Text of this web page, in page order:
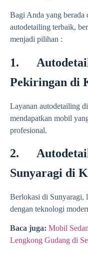
Bagi Anda yang berada
autodetailing terbaik,
menjadi pilihan :
1.
Pekiringan di
Layanan autodetailing
mendapatkan mobil
profesional.
2.
Sunyaragi di
Berlokasi di Sunyaragi,
dengan teknologi
Baca juga: Mobil
Lengkong Gudang di